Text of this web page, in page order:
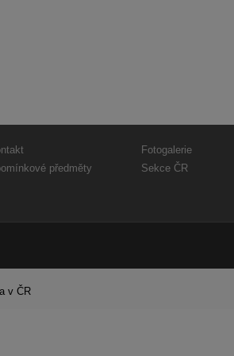
předměty
Fotogalerie
Sekce ČR
v ČR